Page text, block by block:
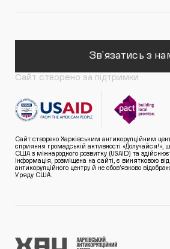
Зв'язатись з
Сайт створено за підтримки
Сайт створено Харківським антикорупційним
сприяння громадській активності «Долучайся!»,
США з міжнародного розвитку (USAID) та
Інформація, розміщена на сайті, є винятковою
антикорупційного центру й не обов’язково
Уряду США.